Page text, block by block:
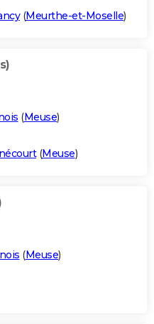
(Meurthe-et-Moselle)
(Meuse)
(Meuse)
(Meuse)